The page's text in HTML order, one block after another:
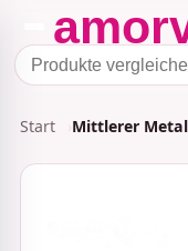
Start Mittlerer